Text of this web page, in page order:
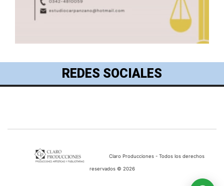
REDES SOCIALES
Claro Producciones - Todos los derechos
reservados © 2026